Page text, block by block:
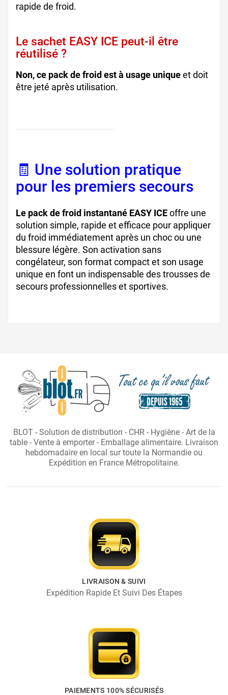
rapide de froid.
Le sachet EASY ICE peut-il être
réutilisé ?
Non, ce pack de froid est à usage uniqueet doit
être jeté après utilisation.
🧾 Une solution pratique
pour les premiers secours
Le pack de froid instantané EASY ICEoffre une
solution simple, rapide et efficace pour appliquer
du froid immédiatement après un choc ou une
blessure légère. Son activation sans
congélateur, son format compact et son usage
unique en font un indispensable des trousses de
secours professionnelles et sportives.
BLOT - Solution de distribution - CHR - Hygiène - Art de la
table - Vente à emporter - Emballage alimentaire. Livraison
hebdomadaire en local sur toute la Normandie ou
Expédition en France Métropolitaine.
LIVRAISON & SUIVI
Expédition Rapide Et Suivi Des Étapes
PAIEMENTS 100% SÉCURISÉS